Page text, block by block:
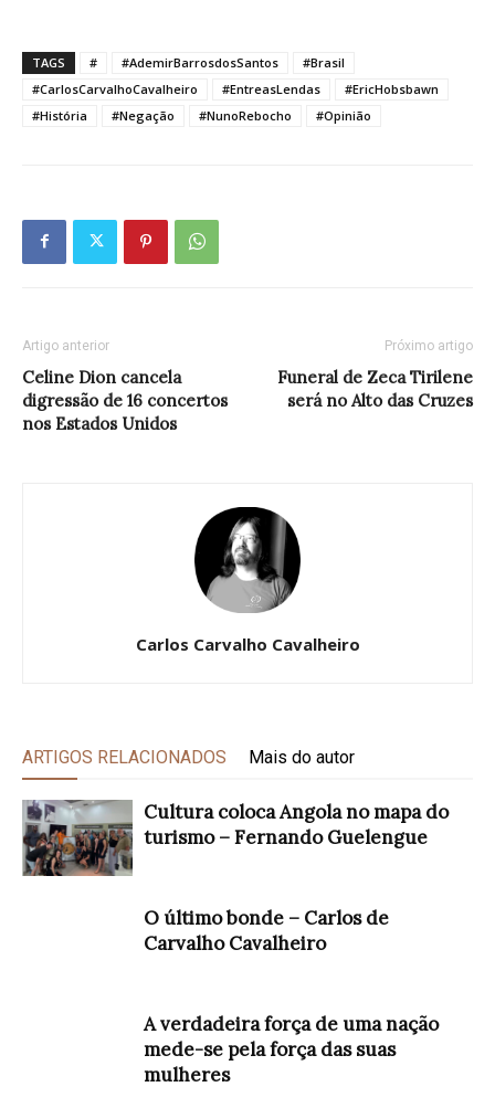
TAGS # #AdemirBarrosdosSantos
#Brasil
#CarlosCarvalhoCavalheiro
#EntreasLendas
#EricHobsbawn
#História
#Negação #NunoRebocho #Opinião
Artigo anterior
Celine Dion cancela
digressão de 16 concertos
nos Estados Unidos
Próximo artigo
Funeral de Zeca Tirilene
será no Alto das Cruzes
Carlos Carvalho Cavalheiro
ARTIGOS RELACIONADOS Mais do autor
Cultura coloca Angola no mapa do
turismo – Fernando Guelengue
O último bonde – Carlos de
Carvalho Cavalheiro
A verdadeira força de uma nação
mede-se pela força das suas
mulheres